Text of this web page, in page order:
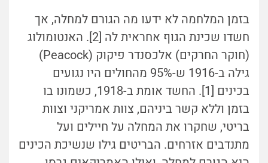
בזמן המלחמה לא ידעו מה הגורם למחלה, אך
חשדו שכינת הגוף אחראית לה [2]. האנטומולוג
(חוקר החרקים) אלכסנדר פיקוק (Peacock)
גילה ב-1916 ש-95% מהחולים היו נגועים
בכינים [1]. החשד אומת ב-1918, כשמונו בו
בזמן וללא קשר ביניהם, צוות אמריקני וצוות
בריטי, שחקרו את המחלה על חיילים ועל
מתנדבים אזרחים. הבריטים גילו שנשיכת הכינים